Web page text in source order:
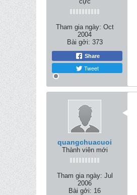
Tham gia ngày: Oct
2004
Bài gởi: 373
Share
Tweet
quangchuacuoi
Thành viên mới
Tham gia ngày: Jul
2006
Bài gởi: 16